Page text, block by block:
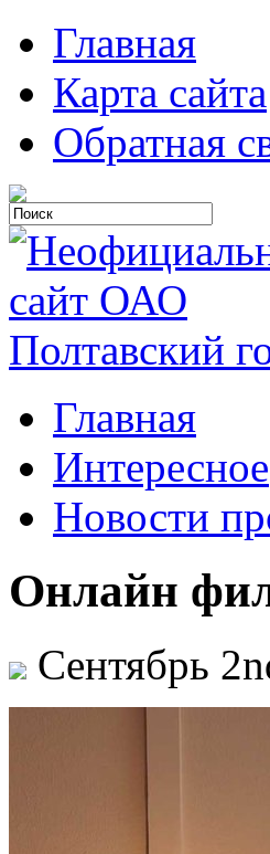
Главная
Карта сайта
Обратная
Главная
Интересное
Новости
Онлайн
Сентябрь